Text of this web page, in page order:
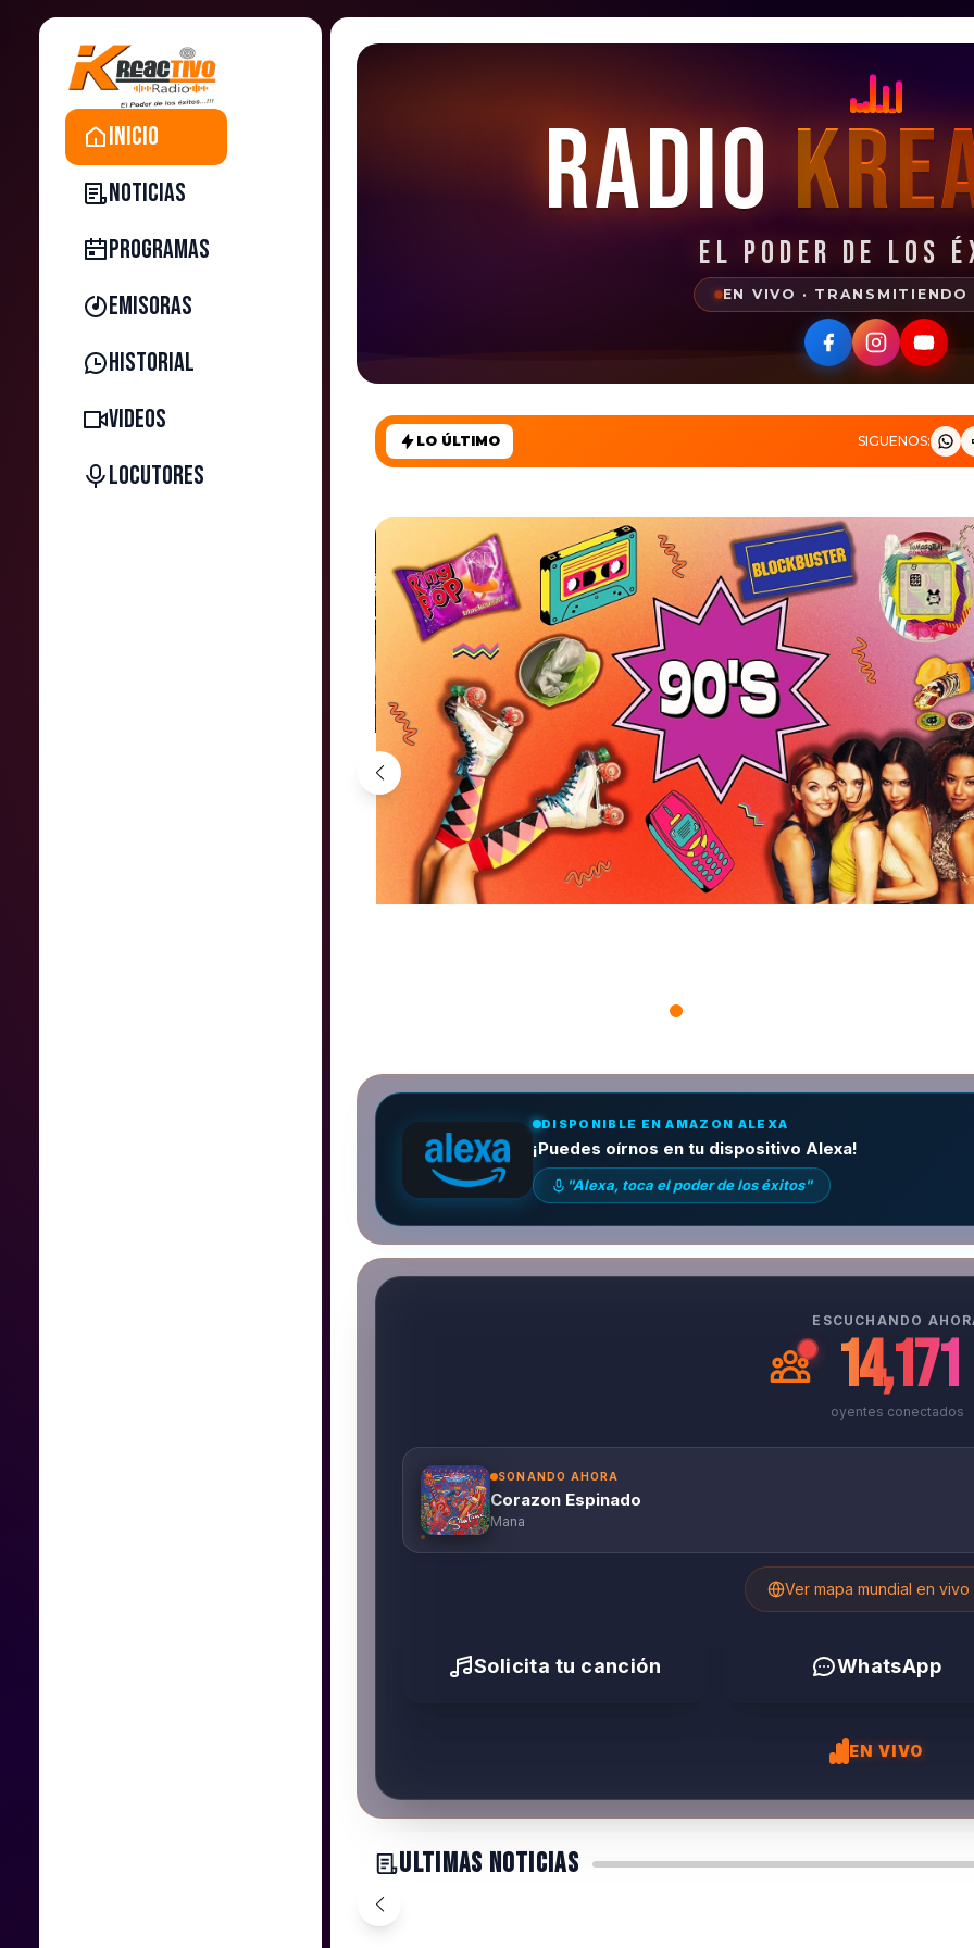
Inicio
Noticias
Programas
Emisoras
Historial
Videos
Locutores
♬
♫
Radio
EL PODER DE LOS
EN VIVO · TRANSMITIENDO
LO ÚLTIMO SIGUENOS:
DISPONIBLE EN AMAZON ALEXA
¡Puedes oírnos en tu dispositivo Alexa!
"Alexa, toca el poder de los éxitos"
ESCUCHANDO
14,084
oyentes conectados
SONANDO AHORA
Corazon Espinado
Mana
Ver mapa mundial en vivo
Solicita tu canción WhatsApp
EN VIVO
ULTIMAS NOTICIAS